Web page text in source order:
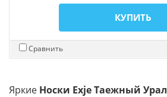
КУПИТЬ
Сравнить
Яркие Носки Exje Таежный Урал